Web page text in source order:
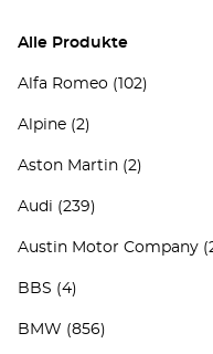
Alle Produkte
Alfa Romeo (102)
Alpine (2)
Aston Martin (2)
Audi (239)
Austin Motor Company
BBS (4)
BMW (856)